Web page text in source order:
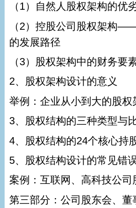
（1）自然人股权架构的优
（2）控股公司股权架构
的发展路径
（3）股权架构中的财务要
2、股权架构设计的意义
举例：企业从小到大的股权
3、股权结构的三种类型与
4、股权结构的24个核心持
5、股权结构设计的常见错
案例：互联网、高科技公司
第三部分：公司股东会、董